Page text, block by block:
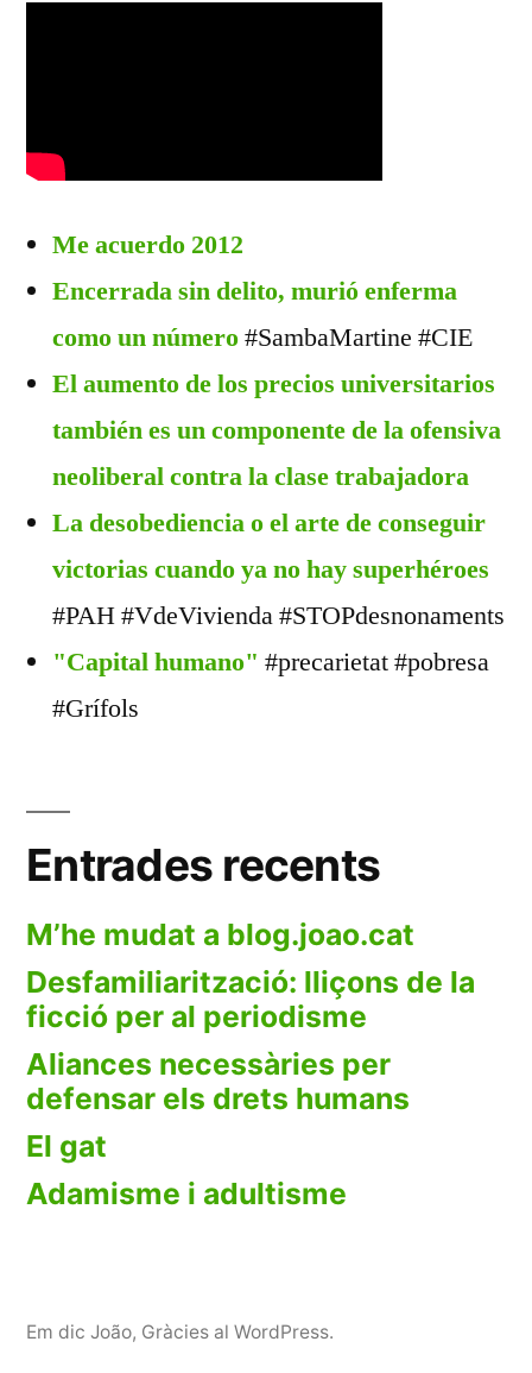
Me acuerdo 2012
Encerrada sin delito, murió enferma
como un número#SambaMartine #CIE
El aumento de los precios universitarios
también es un componente de la ofensiva
neoliberal contra la clase trabajadora
La desobediencia o el arte de conseguir
victorias cuando ya no hay superhéroes
#PAH #VdeVivienda #STOPdesnonaments
"Capital humano" #precarietat #pobresa
#Grífols
Entrades recents
M’he mudat a blog.joao.cat
Desfamiliarització: lliçons de la
ficció per al periodisme
Aliances necessàries per
defensar els drets humans
El gat
Adamisme i adultisme
Em dic João, Gràcies al WordPress.